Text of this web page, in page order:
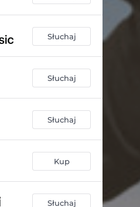
Słuchaj
Słuchaj
Słuchaj
Kup
Słuchaj